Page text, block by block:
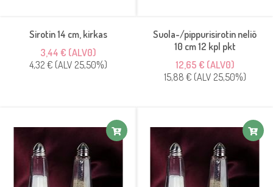
Sirotin 14 cm, kirkas
3,44 € (ALV0)
4,32 € (ALV 25,50%)
Suola-/pippurisirotin neliö
10 cm 12 kpl pkt
12,65 € (ALV0)
15,88 € (ALV 25,50%)